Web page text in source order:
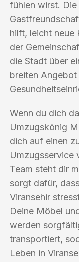
fühlen wirst.
hilft, leicht neue
der
die Stadt über
breiten
Wenn du dich
Umzugskönig
dich auf einen
Umzugsservice
Team steht dir
sorgt dafür,
Viransehir
Deine Möbel
werden
transportiert,
Leben in